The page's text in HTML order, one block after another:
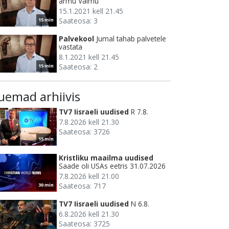
15 min
15.1.2021 kell 21.45
Saateosa: 3
15 min
Palvekool Jumal tahab palvetele
vastata
8.1.2021 kell 21.45
Saateosa: 2
arhiivis
15 min
TV7 Iisraeli uudised R 7.8.
7.8.2026 kell 21.30
Saateosa: 3726
30 min
Kristliku maailma uudised
Saade oli USAs eetris 31.07.2026
7.8.2026 kell 21.00
Saateosa: 717
TV7 Iisraeli uudised N 6.8.
6.8.2026 kell 21.30
Saateosa: 3725